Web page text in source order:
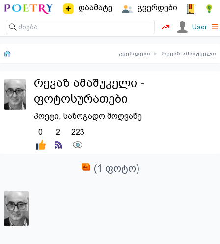
დაამატე გვერდები
User ☰
გვერდები ▸ რევაზ ამაშუკელი
რევაზ ამაშუკელი -
ფოტოსურათები
პოეტი, საზოგადო მოღვაწე
0
2 223
(1 ფოტო)